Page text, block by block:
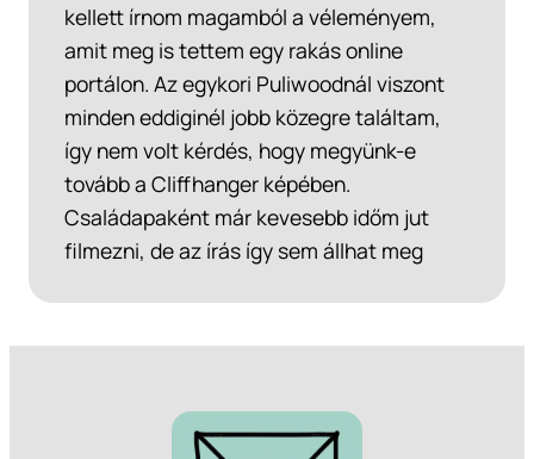
kellett írnom magamból a véleményem,
amit meg is tettem egy rakás online
portálon. Az egykori Puliwoodnál viszont
minden eddiginél jobb közegre találtam,
így nem volt kérdés, hogy megyünk-e
tovább a Cliffhanger képében.
Családapaként már kevesebb időm jut
filmezni, de az írás így sem állhat meg